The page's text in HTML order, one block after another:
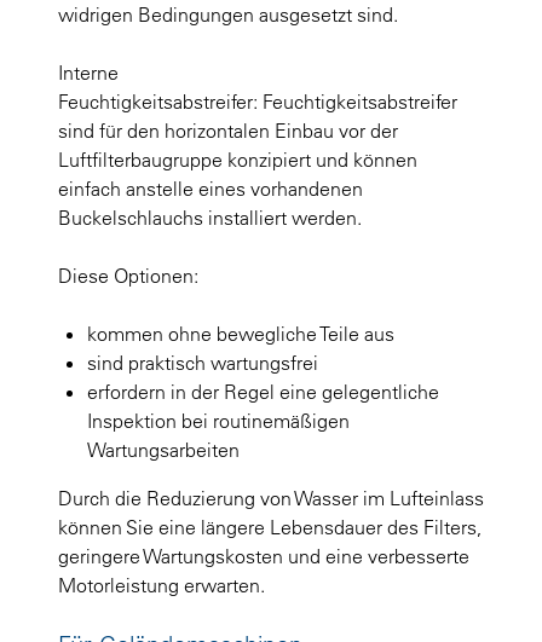
widrigen Bedingungen ausgesetzt sind.
Interne
Feuchtigkeitsabstreifer: Feuchtigkeitsabstreifer
sind für den horizontalen Einbau vor der
Luftfilterbaugruppe konzipiert und können
einfach anstelle eines vorhandenen
Buckelschlauchs installiert werden.
Diese Optionen:
kommen ohne bewegliche Teile aus
sind praktisch wartungsfrei
erfordern in der Regel eine gelegentliche
Inspektion bei routinemäßigen
Wartungsarbeiten
Durch die Reduzierung von Wasser im Lufteinlass
können Sie eine längere Lebensdauer des Filters,
geringere Wartungskosten und eine verbesserte
Motorleistung erwarten.